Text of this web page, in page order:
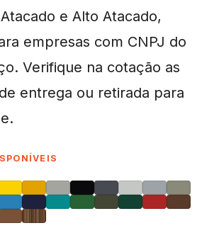
e Alto Atacado,
empresas com CNPJ do
Verifique na cotação as
entrega ou retirada para